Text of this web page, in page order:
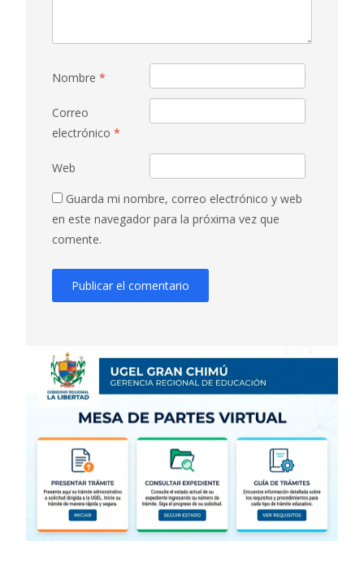
Nombre *
Correo
electrónico *
Web
Guarda mi nombre, correo electrónico y web
en este navegador para la próxima vez que
comente.